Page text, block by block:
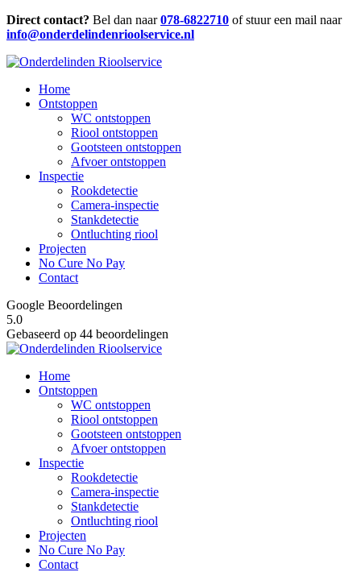
Direct contact? Bel dan naar078-6822710 of stuur een mail naar
info@onderdelindenrioolservice.nl
Home
Ontstoppen
WC ontstoppen
Riool ontstoppen
Gootsteen ontstoppen
Afvoer ontstoppen
Inspectie
Rookdetectie
Camera-inspectie
Stankdetectie
Ontluchting riool
Projecten
No Cure No Pay
Contact
Google Beoordelingen
5.0
Gebaseerd op 44 beoordelingen
Home
Ontstoppen
WC ontstoppen
Riool ontstoppen
Gootsteen ontstoppen
Afvoer ontstoppen
Inspectie
Rookdetectie
Camera-inspectie
Stankdetectie
Ontluchting riool
Projecten
No Cure No Pay
Contact